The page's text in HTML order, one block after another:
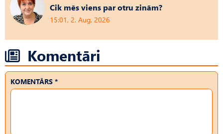
Cik mēs viens par otru zinām?
15:01, 2. Aug, 2026
Komentāri
KOMENTĀRS *